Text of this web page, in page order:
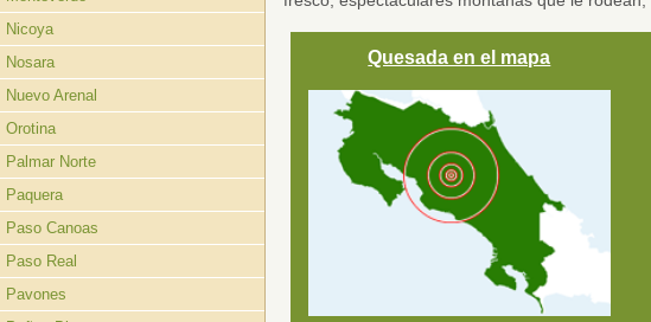
Nicoya
Nosara
Nuevo Arenal
Orotina
Palmar Norte
Paquera
Paso Canoas
Paso Real
Pavones
Quesada en el mapa